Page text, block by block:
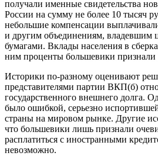
получали именные свидетельства
России на сумму не более 10 тысяч
небольшие компенсации
и другим объединениям, владевшим
бумагами. Вклады населения в
ним проценты большевики
Историки по-разному оценивают
представителями партии ВКП(б)
государственного внешнего долга.
было ошибкой, серьезно
страны на мировом рынке. Другие
что большевики лишь признали
расплатиться с иностранными
невозможно.